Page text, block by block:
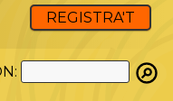
REGISTRA'T